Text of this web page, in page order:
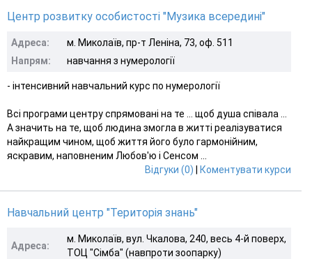
Центр розвитку особистості "Музика всередині"
Адреса:
м. Миколаїв, пр-т Леніна, 73, оф. 511
Напрям:
навчання з нумерології
- інтенсивний навчальний курс по нумерології
Всі програми центру спрямовані на те ... щоб душа співала ...
А значить на те, щоб людина змогла в житті реалізуватися
найкращим чином, щоб життя його було гармонійним,
яскравим, наповненим Любов'ю і Сенсом ...
Відгуки (0)
Коментувати курси
Навчальний центр "Територія знань"
Адреса:
м. Миколаїв, вул. Чкалова, 240, весь 4-й поверх,
ТОЦ "Сімба" (навпроти зоопарку)